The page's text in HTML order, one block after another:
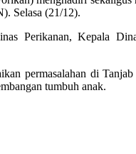
Selasa (21/12).
Perikanan, Kepala
permasalahan di
tumbuh anak.